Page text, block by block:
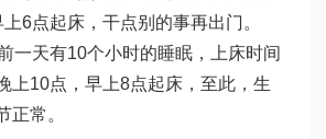
6点起床，干点别的事再出门。
一天有10个小时的睡眠，上床时间
上10点，早上8点起床，至此，生
正常。